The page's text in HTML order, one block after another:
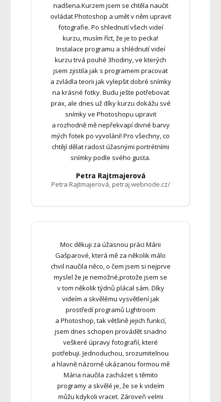
nadšena.Kurzem jsem se chtěla naučit
ovládat Photoshop a umět v něm upravit
fotografie. Po shlednutí všech videí
kurzu, musím říct, že je to pecka!
Instalace programu a shlédnutí videí
kurzu trvá pouhé 3hodiny, ve kterých
jsem zjistila jak s programem pracovat
a zvládla teorii jak vylepšit dobré snímky
na krásné fotky. Budu ješte potřebovat
prax, ale dnes už díky kurzu dokážu své
snímky ve Photoshopu upravit
a rozhodně mě nepřekvapí divné barvy
mých fotek po vyvolání! Pro všechny, co
chtějí dělat radost úžasnými portrétními
snímky podle svého gusta.
Petra Rajtmajerová
Petra Rajtmajerová, petraj.webnode.cz/
Moc děkuji za úžasnou práci Márii
Gašparové, která mě za několik málo
chvil naučila něco, o čem jsem si nejprve
myslel že je nemožné,protože jsem se
v tom několik týdnů plácal sám. Díky
videím a skvělému vysvětlení jak
prostředí programů Lightroom
a Photoshop, tak většině jejich funkcí,
jsem dnes schopen provádět snadno
veškeré úpravy fotografií, které
potřebuji. Jednoduchou, srozumitelnou
a hlavně názorně ukázanou formou mě
Mária naučila zacházet s těmito
programy a skvělé je, že se k videím
můžu kdykoli vracet. Zároveň velmi